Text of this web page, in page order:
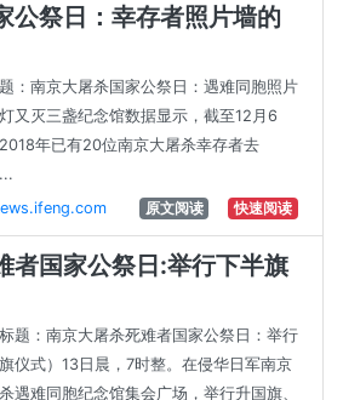
公祭日：幸存者照片墙的
：南京大屠杀国家公祭日：遇难同胞照片
又灭三盏纪念馆数据显示，截至12月6
年已有20位南京大屠杀幸存者去
原文阅读 快速阅读
者国家公祭日:举行下半旗
标题：南京大屠杀死难者国家公祭日：举行
仪式）13日晨，7时整。在侵华日军南京
遇难同胞纪念馆集会广场，举行升国旗、